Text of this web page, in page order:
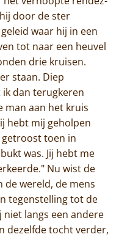
door de ster
waar hij in een
tot naar een heuvel
drie kruisen.
staan. Diep
dan terugkeren
man aan het kruis
hebt mij geholpen
getroost toen in
was. Jij hebt me
Nu wist de
de wereld, de mens
tegenstelling tot de
langs een andere
dezelfde tocht verder,